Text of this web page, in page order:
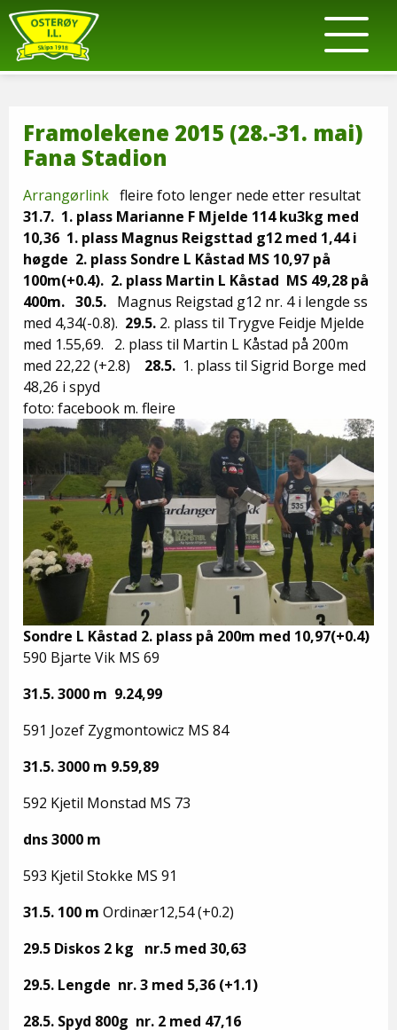
Framolekene 2015 (28.-31. mai)
Fana Stadion
Arrangørlink fleire foto lenger nede etter resultat
31.7. 1. plass Marianne F Mjelde 114 ku3kg med
10,36 1. plass Magnus Reigsttad g12 med 1,44 i
høgde 2. plass Sondre L Kåstad MS 10,97 på
100m(+0.4). 2. plass Martin L Kåstad MS 49,28 på
400m. 30.5. Magnus Reigstad g12 nr. 4 i lengde ss
med 4,34(-0.8). 29.5. 2. plass til Trygve Feidje Mjelde
med 1.55,69. 2. plass til Martin L Kåstad på 200m
med 22,22 (+2.8) 28.5. 1. plass til Sigrid Borge med
48,26 i spyd
foto: facebook m. fleire
Sondre L Kåstad 2. plass på 200m med 10,97(+0.4)
590 Bjarte Vik MS 69
31.5. 3000 m 9.24,99
591 Jozef Zygmontowicz MS 84
31.5. 3000 m 9.59,89
592 Kjetil Monstad MS 73
dns 3000 m
593 Kjetil Stokke MS 91
31.5. 100 m Ordinær12,54 (+0.2)
29.5 Diskos 2 kg nr.5 med 30,63
29.5. Lengde nr. 3 med 5,36 (+1.1)
28.5. Spyd 800g nr. 2 med 47,16